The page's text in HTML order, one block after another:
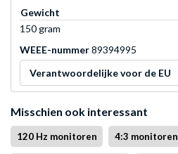
Gewicht
150 gram
WEEE-nummer89394995
Verantwoordelijke voor de EU
Misschien ook interessant
120 Hz monitoren 4:3 monitoren